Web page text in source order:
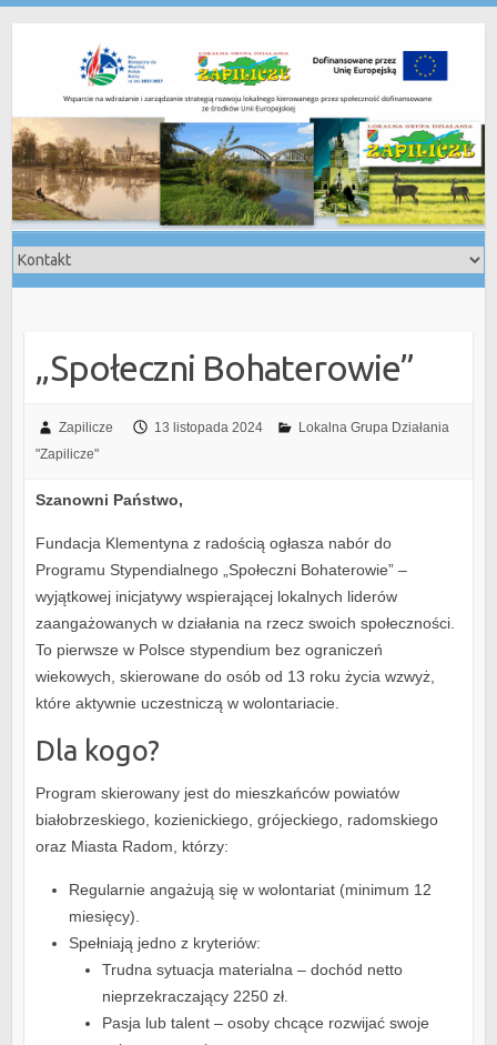
„Społeczni Bohaterowie”
Zapilicze 13 listopada 2024
Lokalna Grupa Działania
"Zapilicze"
Szanowni Państwo,
Fundacja Klementyna z radością ogłasza nabór do
Programu Stypendialnego „Społeczni Bohaterowie” –
wyjątkowej inicjatywy wspierającej lokalnych liderów
zaangażowanych w działania na rzecz swoich społeczności.
To pierwsze w Polsce stypendium bez ograniczeń
wiekowych, skierowane do osób od 13 roku życia wzwyż,
które aktywnie uczestniczą w wolontariacie.
Dla kogo?
Program skierowany jest do mieszkańców powiatów
białobrzeskiego, kozienickiego, grójeckiego, radomskiego
oraz Miasta Radom, którzy:
Regularnie angażują się w wolontariat (minimum 12
miesięcy).
Spełniają jedno z kryteriów:
Trudna sytuacja materialna – dochód netto
nieprzekraczający 2250 zł.
Pasja lub talent – osoby chcące rozwijać swoje